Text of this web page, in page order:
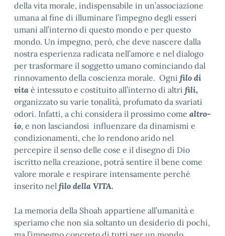
della vita morale, indispensabile in un’associazione
umana al fine di illuminare l’impegno degli esseri
umani all’interno di questo mondo e per questo
mondo. Un impegno, però, che deve nascere dalla
nostra esperienza radicata nell’amore e nel dialogo
per trasformare il soggetto umano cominciando dal
rinnovamento della coscienza morale. Ogni filo di
vita è intessuto e costituito all’interno di altri fili,
organizzato su varie tonalità, profumato da svariati
odori. Infatti, a chi considera il prossimo come altro-
io, e non lasciandosi influenzare da dinamismi e
condizionamenti, che lo rendono arido nel
percepire il senso delle cose e il disegno di Dio
iscritto nella creazione, potrà sentire il bene come
valore morale e respirare intensamente perché
inserito nel filo della VITA.
La memoria della Shoah appartiene all’umanità e
speriamo che non sia soltanto un desiderio di pochi,